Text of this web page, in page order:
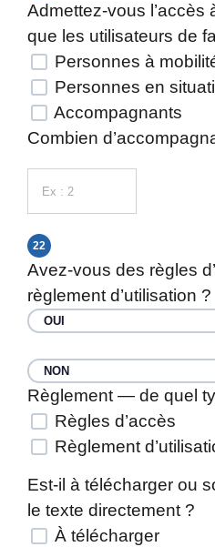
Admettez-vous l’accès
que les utilisateurs de
Personnes à
Personnes en
Accompagnants
Combien
22
Avez-vous des règles
règlement d’utilisation ?
OUI
NON
Règlement — de quel
Règles d’accès
Règlement
Est-il à télécharger ou
le texte directement ?
À télécharger